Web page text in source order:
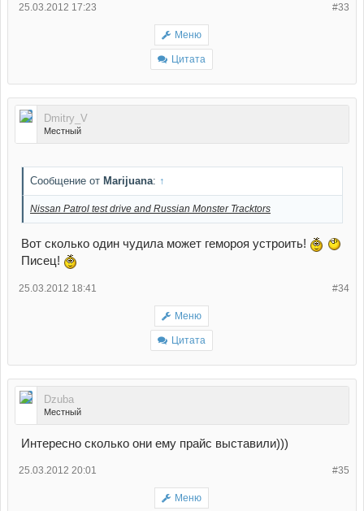
#33
25.03.2012 17:23
Меню
Цитата
Dmitry_V
Местный
Сообщение от Marijuana: ↑
Nissan Patrol test drive and Russian Monster Tracktors
Вот сколько один чудила может гемороя устроить!
Писец!
#34
25.03.2012 18:41
Меню
Цитата
Dzuba
Местный
Интересно сколько они ему прайс выставили)))
#35
25.03.2012 20:01
Меню